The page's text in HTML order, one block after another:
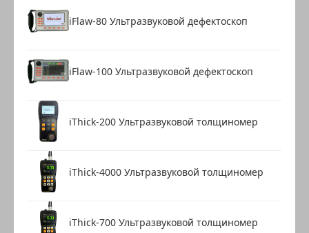
iFlaw-80 Ультразвуковой дефектоскоп
iFlaw-100 Ультразвуковой дефектоскоп
iThick-200 Ультразвуковой толщиномер
iThick-4000 Ультразвуковой толщиномер
iThick-700 Ультразвуковой толщиномер